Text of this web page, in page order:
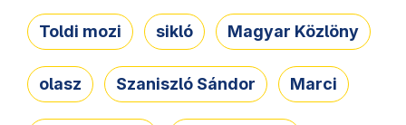
Toldi mozi sikló Magyar Közlöny
olasz Szaniszló Sándor Marci